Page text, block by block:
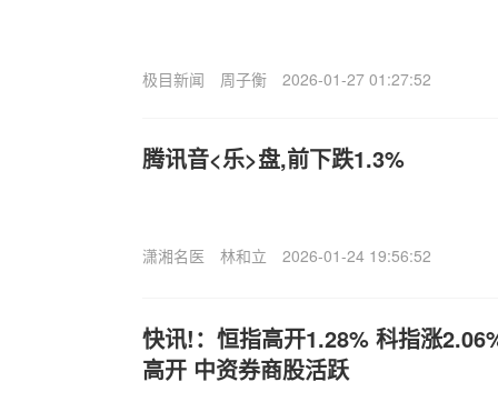
极目新闻 周子衡 2026-01-27 01:27:52
腾讯音<乐>盘,前下跌1.3%
潇湘名医 林和立 2026-01-24 19:56:52
快讯!：恒指高开1.28% 科指涨
高开 中资券商股活跃